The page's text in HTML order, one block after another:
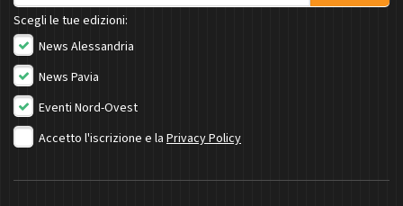
Scegli le tue edizioni:
News Alessandria
News Pavia
Eventi Nord-Ovest
Accetto l'iscrizione e la Privacy Policy